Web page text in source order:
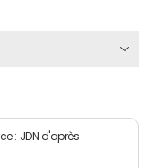
: JDN d'après